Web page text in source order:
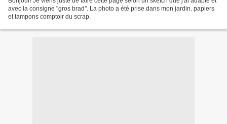
avec la consigne "gros brad". La photo a été prise dans mon jardin. papiers
et tampons comptoir du scrap.